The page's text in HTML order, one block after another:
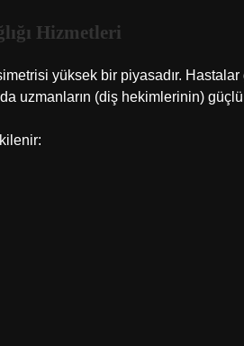
Hizmetleri
yüksek bir piyasadır.
uzmanların (diş hekimlerinin)